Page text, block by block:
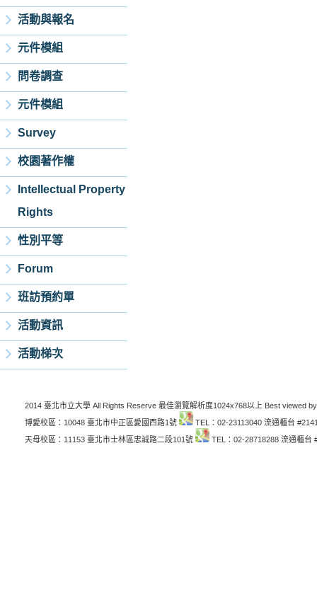
活動與報名
元件模組
問卷調查
元件模組
Survey
校園著作權
Intellectual Property
Rights
性別平等
Forum
班訪預約單
活動資訊
活動梯次
2014 臺北市立大學 All Rights Reserve 最佳瀏覽解析度1024x768以上 Best viewed
博愛校區：10048 臺北市中正區愛國西路1號
TEL：02-23113040 流通櫃台
天母校區：11153 臺北市士林區忠誠路二段101號
TEL：02-28718288 流通櫃台